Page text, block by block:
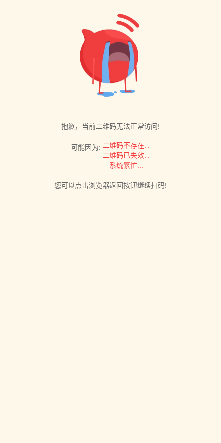
抱歉，当前二维码无法正常访问!
可能因为: 二维码不存在...
二维码已失效...
系统繁忙...
您可以点击浏览器返回按钮继续扫码!